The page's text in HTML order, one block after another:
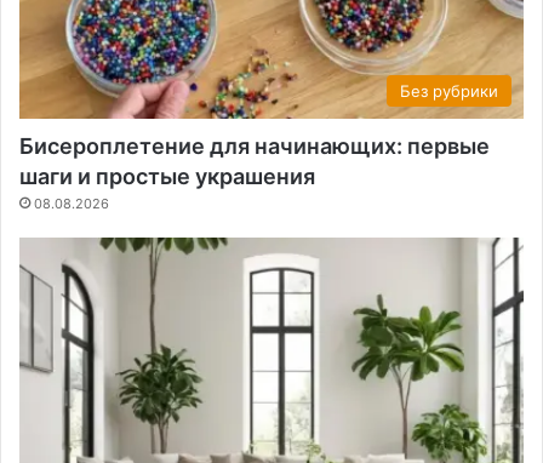
Без рубрики
Бисероплетение для начинающих: первые
шаги и простые украшения
08.08.2026